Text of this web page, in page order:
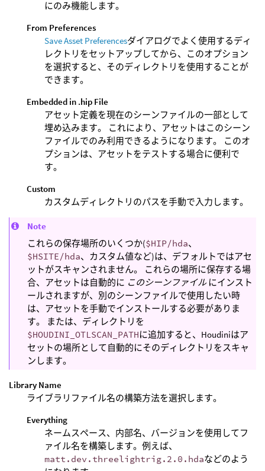
にのみ機能します。
From Preferences
Save Asset Preferencesダイアログでよく使用するディ
レクトリをセットアップしてから、このオプション
を選択すると、そのディレクトリを使用することが
できます。
Embedded in .hip File
アセット定義を現在のシーンファイルの一部として
埋め込みます。 これにより、アセットはこのシーン
ファイルでのみ利用できるようになります。 このオ
プションは、アセットをテストする場合に便利で
す。
Custom
カスタムディレクトリのパスを手動で入力します。
Note
これらの保存場所のいくつか($HIP/hda、
$HSITE/hda、カスタム値など)は、デフォルトではアセ
ットがスキャンされません。 これらの場所に保存する場
合、アセットは自動的に このシーンファイルにインスト
ールされますが、別のシーンファイルで使用したい時
は、アセットを手動でインストールする必要がありま
す。 または、ディレクトリを
$HOUDINI_OTLSCAN_PATHに追加すると、Houdiniはア
セットの場所として自動的にそのディレクトリをスキャ
ンします。
Library Name
ライブラリファイル名の構築方法を選択します。
Everything
ネームスペース、内部名、バージョンを使用してフ
ァイル名を構築します。例えば、
matt.dev.threelightrig.2.0.hdaなどのよう